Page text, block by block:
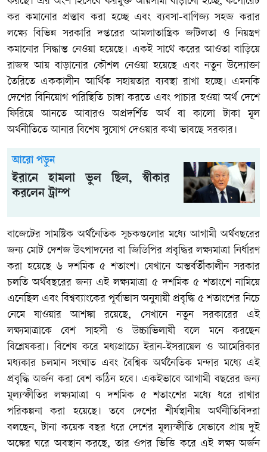
কর কমানোর প্রস্তাব করা হচ্ছে এবং ব্যবসা-বাণিজ্য সহজ করার
লক্ষ্যে বিভিন্ন সরকারি দপ্তরের আমলাতান্ত্রিক জটিলতা ও নিয়ন্ত্রণ
কমানোর সিদ্ধান্ত নেওয়া হয়েছে। একই সাথে করের আওতা বাড়িয়ে
রাজস্ব আয় বাড়ানোর কৌশল নেওয়া হয়েছে এবং নতুন উদ্যোক্তা
তৈরিতে এককালীন আর্থিক সহায়তার ব্যবস্থা রাখা হচ্ছে। এমনকি
দেশের বিনিয়োগ পরিস্থিতি চাঙ্গা করতে এবং পাচার হওয়া অর্থ দেশে
ফিরিয়ে আনতে আবারও অপ্রদর্শিত অর্থ বা কালো টাকা মূল
অর্থনীতিতে আনার বিশেষ সুযোগ দেওয়ার কথা ভাবছে সরকার।
আরো পড়ুন
ইরানে হামলা ভুল ছিল, স্বীকার
করলেন ট্রাম্প
বাজেটের সামষ্টিক অর্থনৈতিক সূচকগুলোর মধ্যে আগামী অর্থবছরের
জন্য মোট দেশজ উৎপাদনের বা জিডিপির প্রবৃদ্ধির লক্ষ্যমাত্রা নির্ধারণ
করা হয়েছে ৬ দশমিক ৫ শতাংশ। যেখানে অন্তর্বর্তীকালীন সরকার
চলতি অর্থবছরের জন্য এই লক্ষ্যমাত্রা ৫ দশমিক ৫ শতাংশে নামিয়ে
এনেছিল এবং বিশ্বব্যাংকের পূর্বাভাস অনুযায়ী প্রবৃদ্ধি ৫ শতাংশের নিচে
নেমে যাওয়ার আশঙ্কা রয়েছে, সেখানে নতুন সরকারের এই
লক্ষ্যমাত্রাকে বেশ সাহসী ও উচ্চাভিলাষী বলে মনে করছেন
বিশ্লেষকরা। বিশেষ করে মধ্যপ্রাচ্যে ইরান-ইসরায়েল ও আমেরিকার
মধ্যকার চলমান সংঘাত এবং বৈশ্বিক অর্থনৈতিক মন্দার মধ্যে এই
প্রবৃদ্ধি অর্জন করা বেশ কঠিন হবে। একইভাবে আগামী বছরের জন্য
মূল্যস্ফীতির লক্ষ্যমাত্রা ৭ দশমিক ৫ শতাংশের মধ্যে ধরে রাখার
পরিকল্পনা করা হয়েছে। তবে দেশের শীর্ষস্থানীয় অর্থনীতিবিদরা
বলছেন, টানা কয়েক বছর ধরে দেশের মূল্যস্ফীতি যেভাবে প্রায় দুই
অঙ্কের ঘরে অবস্থান করছে, তার ওপর ভিত্তি করে এই লক্ষ্য অর্জন